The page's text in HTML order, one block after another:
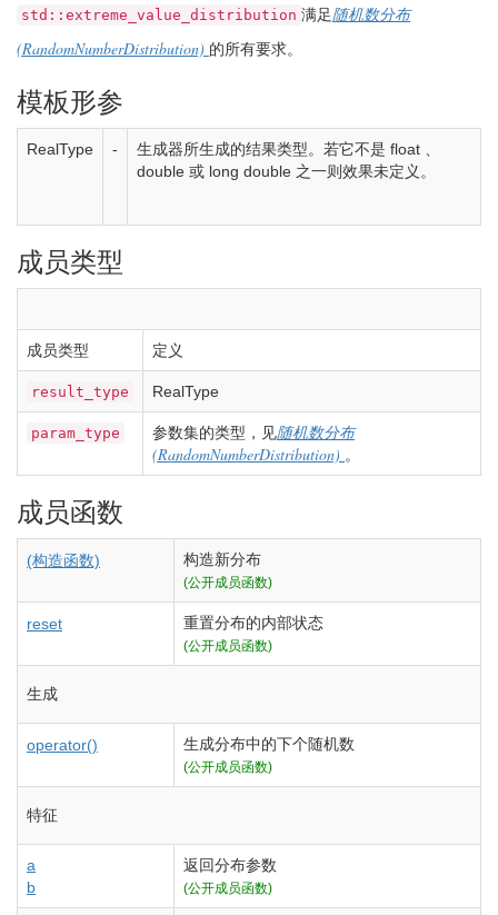
std::extreme_value_distribution 满足随机数分布
(RandomNumberDistribution) 的所有要求。
模板形参
RealType - 生成器所生成的结果类型。若它不是 float
double 或 long double 之一则效果未定义。
成员类型
成员类型 定义
result_type RealType
param_type 参数集的类型，见随机数分布
(RandomNumberDistribution) 。
成员函数
(构造函数) 构造新分布
(公开成员函数)
reset 重置分布的内部状态
(公开成员函数)
生成
operator() 生成分布中的下个随机数
(公开成员函数)
特征
a
b
返回分布参数
(公开成员函数)